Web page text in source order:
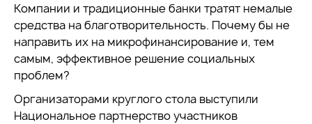
Компании и традиционные банки тратят немалые
средства на благотворительность. Почему бы не
направить их на микрофинансирование и, тем
самым, эффективное решение социальных
проблем?
Организаторами круглого стола выступили
Национальное партнерство участников